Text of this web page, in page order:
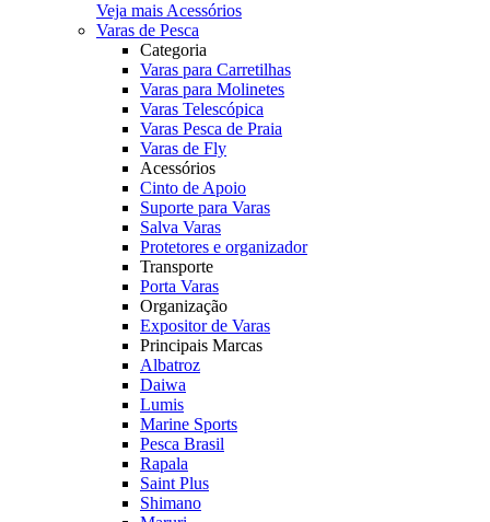
Veja mais Acessórios
Varas de Pesca
Categoria
Varas para Carretilhas
Varas para Molinetes
Varas Telescópica
Varas Pesca de Praia
Varas de Fly
Acessórios
Cinto de Apoio
Suporte para Varas
Salva Varas
Protetores e organizador
Transporte
Porta Varas
Organização
Expositor de Varas
Principais Marcas
Albatroz
Daiwa
Lumis
Marine Sports
Pesca Brasil
Rapala
Saint Plus
Shimano